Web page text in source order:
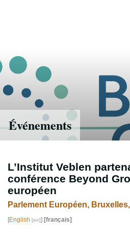
Événements
L’Institut Veblen
conférence Beyond
européen
Parlement Européen,
[English ] [français]